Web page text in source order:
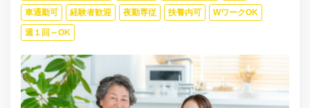
車通勤可 経験者歓迎 夜勤専従 扶養内可 WワークOK
週１回～OK